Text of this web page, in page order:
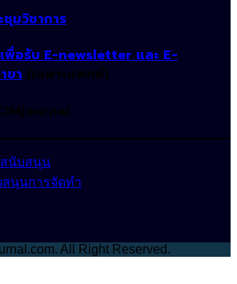
มวิชาการ
พื่อรับ E-newsletter และ E-
ขา (เฉพาะแพทย์)
สนับสนุน
สนุนการจัดทำ
All Right Reserved.